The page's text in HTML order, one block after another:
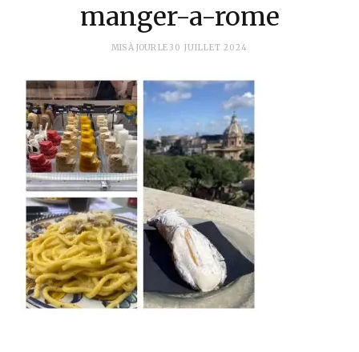
manger-a-rome
MIS À JOUR LE 30 JUILLET 2024